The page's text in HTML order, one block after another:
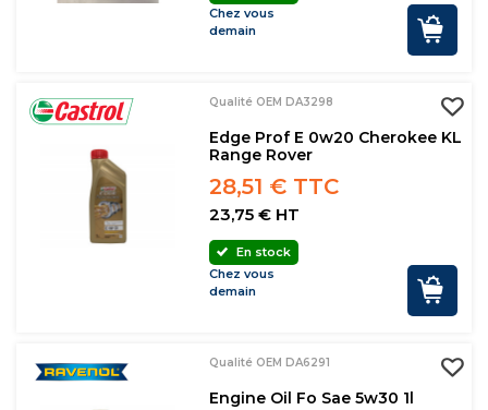
Chez vous
demain
Qualité OEM DA3298
Edge Prof E 0w20 Cherokee KL
Range Rover
28,51 € TTC
23,75 € HT
En stock
Chez vous
demain
Qualité OEM DA6291
Engine Oil Fo Sae 5w30 1l